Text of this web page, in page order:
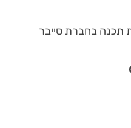
תכנה בחברת סייבר